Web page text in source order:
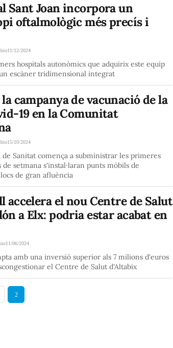
Sant Joan incorpora un
oftalmològic més precís i
11/12/2024
hospitals autonòmics que adquirix este equip
escàner tridimensional integrat
campanya de vacunació de la
19 en la Comunitat
15/10/2024
de Sanitat comença a subministrar les primeres
de setmana s'instal·laran punts mòbils de
de gran afluència
accelera el nou Centre de Salut
a Elx: podria estar acabat en
11/06/2024
amb una inversió superior als 7 milions d'euros
el Centre de Salut d'Altabix
2